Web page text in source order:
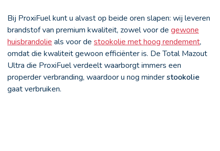
Bij ProxiFuel kunt u alvast op beide oren slapen: wij leveren
brandstof van premium kwaliteit, zowel voor de gewone
huisbrandolie als voor de stookolie met hoog rendement,
omdat die kwaliteit gewoon efficiënter is. De Total Mazout
Ultra die ProxiFuel verdeelt waarborgt immers een
properder verbranding, waardoor u nog minderstookolie
gaat verbruiken.